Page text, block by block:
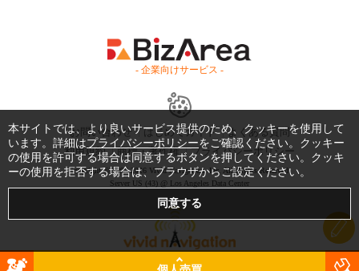
- 企業向けサービス -
お問い合わせ はじめてガイド
よくある質問
利用規約
商標・著作権 プライバシーポリシー
Copyright © 1999-2026 Vivid Navigation, Inc. All Rights Reserved.
Server US (43) @ Los Angeles Data Center
本サイトでは、より良いサービス提供のため、クッキーを使用して
います。詳細はプライバシーポリシーをご確認ください。クッキー
の使用を許可する場合は同意するボタンを押してください。クッキ
ーの使用を拒否する場合は、ブラウザからご設定ください。